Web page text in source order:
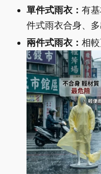
單件式雨衣： 有
件式雨衣合身、
兩件式雨衣： 相